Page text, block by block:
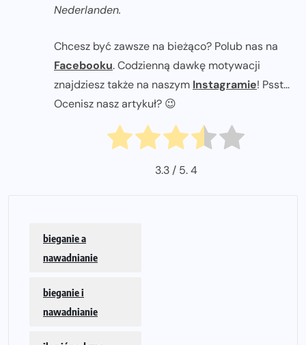
Nederlanden.
Chcesz być zawsze na bieżąco? Polub nas na
Facebooku. Codzienną dawkę motywacji
znajdziesz także na naszym Instagramie! Psst...
Ocenisz nasz artykuł? 😉
3.3/ 5.4
bieganie a
nawadnianie
bieganie i
nawadnianie